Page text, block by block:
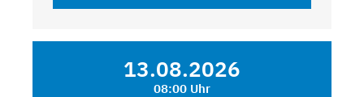
13.08.2026
08:00 Uhr